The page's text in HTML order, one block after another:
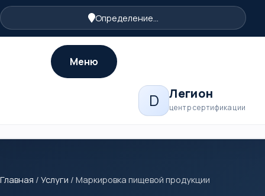
Определение...
D Легион
центр сертификации
Меню
Главная / Услуги / Маркировка пищевой продукции